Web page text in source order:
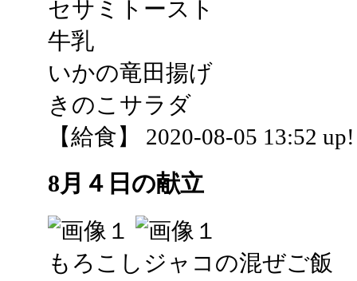
セサミトースト
牛乳
いかの竜田揚げ
きのこサラダ
【給食】 2020-08-05 13:52 up!
8月４日の献立
もろこしジャコの混ぜご飯